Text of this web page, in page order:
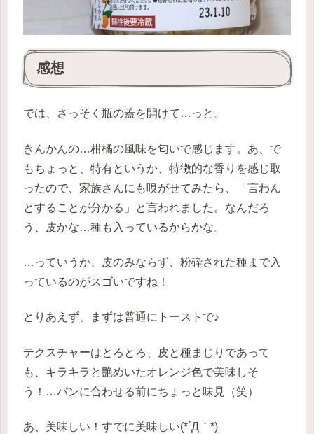
感想
では、さっそく瓶の蓋を開けて…っと。
きんかんの…柑橘の風味を匂いで感じます。あ、で
もちょっと、特有というか、特徴的な香りを感じ取
ったので、家族さんにも嗅がせてみたら、「言わん
とすることが分かる」と言われました。なんだろ
う、皮かな…種も入っているからかな。
…っていうか、皮のみならず、粉砕された種まで入
っているのがスゴいですね！
とりあえず、まずは普通にトーストで♪
テクスチャーはとろとろ、皮と種まじりであって
も、キラキラと艶めいたオレンジ色で美味しそ
う！…パンに合わせる前にちょっと味見（笑）
あ、美味しい！すでに美味しい(*´Д｀*)